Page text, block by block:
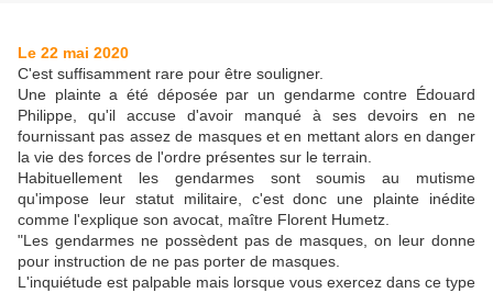
Le 22 mai 2020
C'est suffisamment rare pour être souligner.
Une plainte a été déposée par un gendarme contre Édouard
Philippe, qu'il accuse d'avoir manqué à ses devoirs en ne
fournissant pas assez de masques et en mettant alors en danger
la vie des forces de l'ordre présentes sur le terrain.
Habituellement les gendarmes sont soumis au mutisme
qu'impose leur statut militaire, c'est donc une plainte inédite
comme l'explique son avocat, maître Florent Humetz.
"Les gendarmes ne possèdent pas de masques, on leur donne
pour instruction de ne pas porter de masques.
L'inquiétude est palpable mais lorsque vous exercez dans ce type